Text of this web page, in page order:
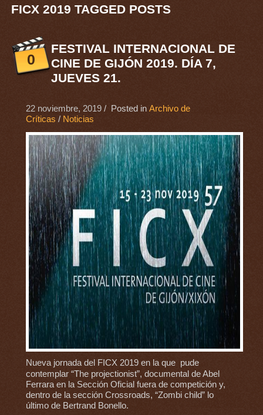
FICX 2019 TAGGED POSTS
0
FESTIVAL INTERNACIONAL DE
CINE DE GIJÓN 2019. DÍA 7,
JUEVES 21.
22 noviembre, 2019/ Posted in Archivo de
Críticas / Noticias
Nueva jornada del FICX 2019 en la que pude
contemplar “The projectionist”, documental de Abel
Ferrara en la Sección Oficial fuera de competición y,
dentro de la sección Crossroads, “Zombi child” lo
último de Bertrand Bonello.